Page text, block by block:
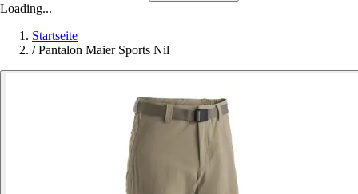
Loading...
Startseite
/ Pantalon Maier Sports Nil